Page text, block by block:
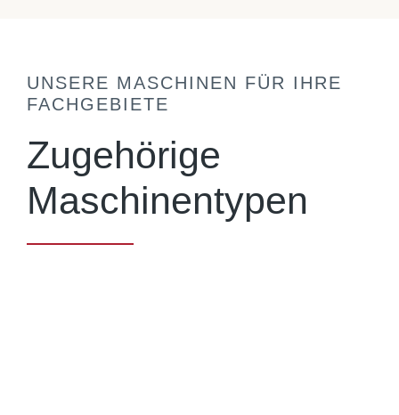
UNSERE MASCHINEN FÜR IHRE
FACHGEBIETE
Zugehörige
Maschinentypen